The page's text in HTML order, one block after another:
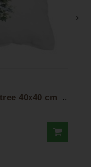
D
ekoratívny vankúš Snowtree 40x40 cm EMI
›